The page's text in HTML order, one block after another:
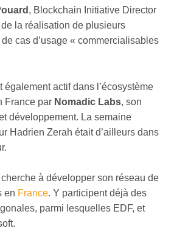
, Blockchain Initiative Director
la réalisation de plusieurs
cas d’usage « commercialisables
également actif dans l’écosystème
France par Nomadic Labs, son
développement. La semaine
Hadrien Zerah était d’ailleurs dans
à développer son réseau de
en France. Y participent déjà des
parmi lesquelles EDF, et